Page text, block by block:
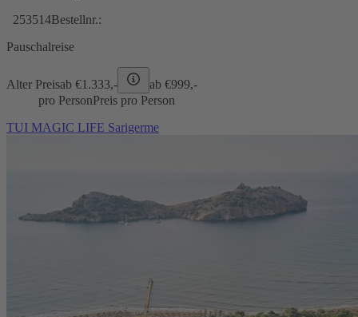
253514Bestellnr.:
Pauschalreise
Alter Preisab €1.333,- ab €999,-
pro PersonPreis pro Person
TUI MAGIC LIFE Sarigerme